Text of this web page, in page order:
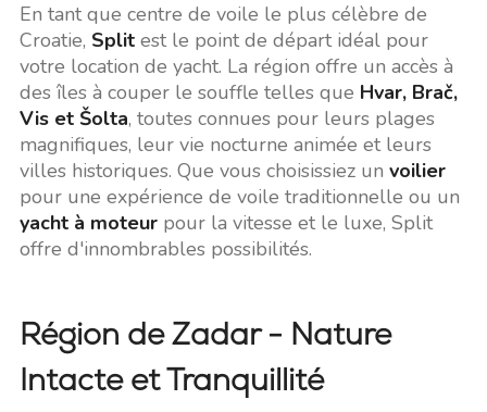
En tant que centre de voile le plus célèbre de
Croatie, Splitest le point de départ idéal pour
votre location de yacht. La région offre un accès à
des îles à couper le souffle telles que Hvar, Brač,
Vis et Šolta, toutes connues pour leurs plages
magnifiques, leur vie nocturne animée et leurs
villes historiques. Que vous choisissiez un voilier
pour une expérience de voile traditionnelle ou un
yacht à moteurpour la vitesse et le luxe, Split
offre d'innombrables possibilités.
Région de Zadar - Nature
Intacte et Tranquillité